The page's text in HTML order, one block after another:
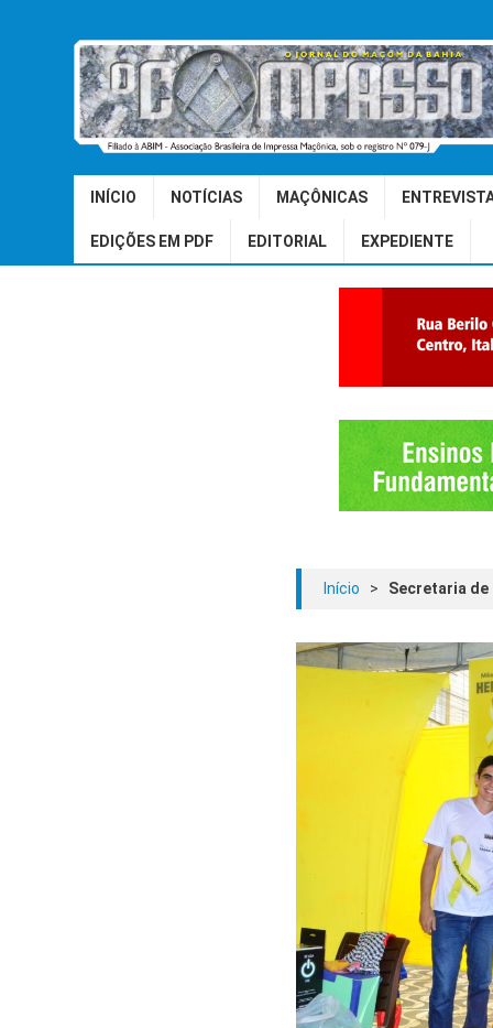
INÍCIO NOTÍCIAS MAÇÔNICAS
EDIÇÕES EM PDF EDITORIAL EXPEDIENTE
Início > Secretaria de